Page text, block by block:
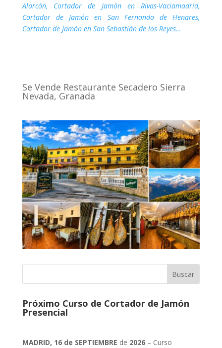
Alarcón, Cortador de Jamón en Rivas-Vaciamadrid,
Cortador de Jamón en San Fernando de Henares,
Cortador de Jamón en San Sebastián de los Reyes…
Se Vende Restaurante Secadero Sierra
Nevada, Granada
Próximo Curso de Cortador de Jamón
Presencial
MADRID, 16 de SEPTIEMBRE de 2026– Curso